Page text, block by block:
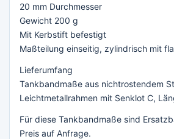
20 mm Durchmesser
Gewicht 200 g
Mit Kerbstift befestigt
Maßteilung einseitig, zylindrisch mit
Lieferumfang
Tankbandmaße aus nichtrostendem
Leichtmetallrahmen mit Senklot C,
Für diese Tankbandmaße sind
Preis auf Anfrage.